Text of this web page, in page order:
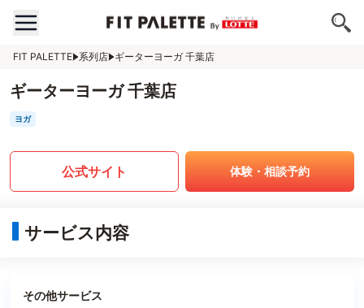
FIT PALETTE 系列店 ギーターヨーガ 千葉店
ギーターヨーガ 千葉店
ヨガ
公式サイト 体験・相談予約
サービス内容
その他サービス